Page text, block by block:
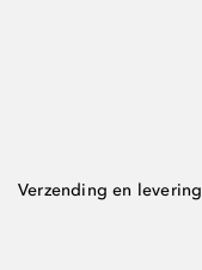
Verzending en levering